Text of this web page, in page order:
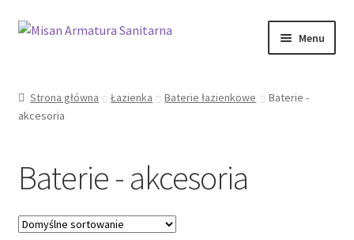
Przejdź
Przejdź
Menu
Moje konto
Strona główna Łazienka Baterie łazienkowe
Baterie -
akcesoria
Baterie - akcesoria